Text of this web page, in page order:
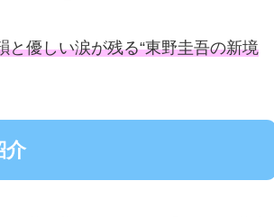
優しい涙が残る“東野圭吾の新境
介